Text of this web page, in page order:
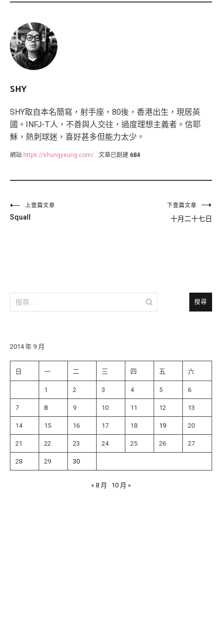
SHY
SHY取自本名簡寫，射手座，80後，香港出生，現居英
國。INFJ-T人，不善與人交往，過度理想主義者。信耶
穌，熱刺球迷，喜好甚多但能力太少。
網站 https://shungyeung.com/ 文章已創建 684
文
章
上壹篇文章
Squall
下壹篇文章
十月二十七日
搜
尋
字:
2014 年 9 月
日 一 二 三 四 五 六
1 2 3 4 5 6
7 8 9 10 11 12 13
14 15 16 17 18 19 20
21 22 23 24 25 26 27
28 29 30
« 8 月 10 月 »